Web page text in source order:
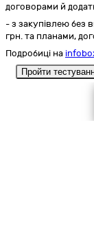
договорами й
- з закупівлею без
грн. та планами,
Подробиці на
Пройти